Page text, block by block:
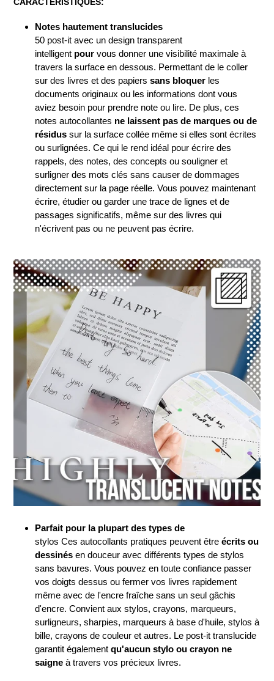
Notes hautement translucides
50 post-it avec un design transparent
intelligent pour vous donner une visibilité maximale à
travers la surface en dessous. Permettant de le coller
sur des livres et des papiers sans bloquer les
documents originaux ou les informations dont vous
aviez besoin pour prendre note ou lire. De plus, ces
notes autocollantes ne laissent pas de marques ou de
résidus sur la surface collée même si elles sont écrites
ou surlignées. Ce qui le rend idéal pour écrire des
rappels, des notes, des concepts ou souligner et
surligner des mots clés sans causer de dommages
directement sur la page réelle. Vous pouvez maintenant
écrire, étudier ou garder une trace de lignes et de
passages significatifs, même sur des livres qui
n'écrivent pas ou ne peuvent pas écrire.
Parfait pour la plupart des types de
stylos Ces autocollants pratiques peuvent être écrits ou
dessinés en douceur avec différents types de stylos
sans bavures. Vous pouvez en toute confiance passer
vos doigts dessus ou fermer vos livres rapidement
même avec de l'encre fraîche sans un seul gâchis
d'encre. Convient aux stylos, crayons, marqueurs,
surligneurs, sharpies, marqueurs à base d'huile, stylos à
bille, crayons de couleur et autres. Le post-it translucide
garantit également qu'aucun stylo ou crayon ne
saigne à travers vos précieux livres.